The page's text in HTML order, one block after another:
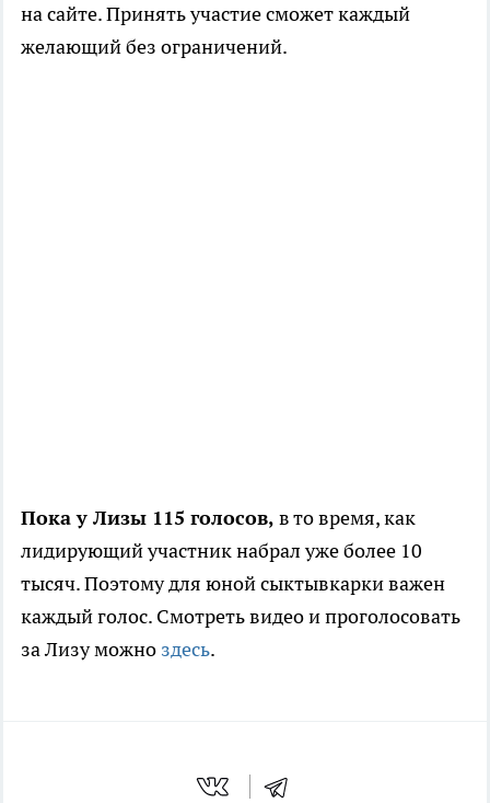
на сайте. Принять участие сможет каждый
желающий без ограничений.
Пока у Лизы 115 голосов, в то время, как
лидирующий участник набрал уже более 10
тысяч. Поэтому для юной сыктывкарки важен
каждый голос. Смотреть видео и проголосовать
за Лизу можно здесь.